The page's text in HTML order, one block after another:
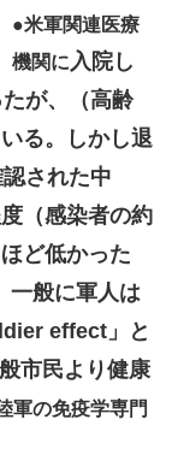
●米軍関連医療
機関に 入院し
が、（高齢
る。しかし退
された中
（感染者の約
ど低かった
一般に軍人は
effect」と
市民より健康
軍の免疫学専門